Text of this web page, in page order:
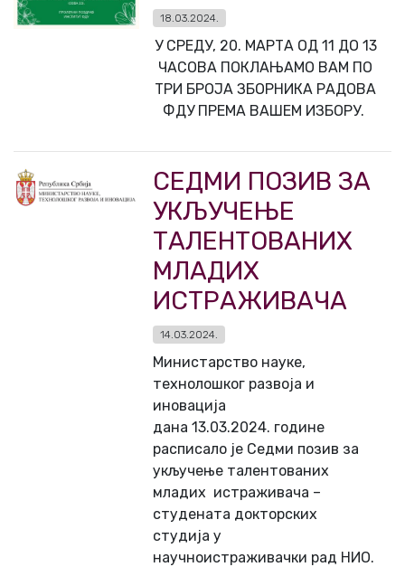
18.03.2024.
У СРЕДУ, 20. МАРТА ОД 11 ДО 13
ЧАСОВА ПОКЛАЊАМО ВАМ ПО
ТРИ БРОЈА ЗБОРНИКА РАДОВА
ФДУ ПРЕМА ВАШЕМ ИЗБОРУ.
СЕДМИ ПОЗИВ ЗА
УКЉУЧЕЊЕ
ТАЛЕНТОВАНИХ
МЛАДИХ
ИСТРАЖИВАЧА
14.03.2024.
Министарство науке,
технолошког развоја и
иновација
дана 13.03.2024. године
расписало је Седми позив за
укључење талентованих
младих истраживача –
студената докторских
студија у
научноистраживачки рад НИО.